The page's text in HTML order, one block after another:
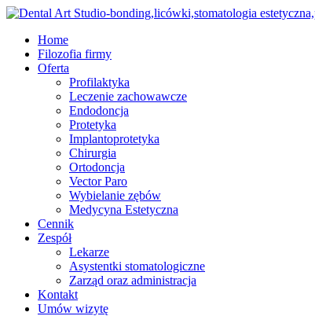
Skip
main
content
Menu
Home
Filozofia firmy
Oferta
Profilaktyka
Leczenie zachowawcze
Endodoncja
Protetyka
Implantoprotetyka
Chirurgia
Ortodoncja
Vector Paro
Wybielanie zębów
Medycyna Estetyczna
Cennik
Zespół
Lekarze
Asystentki stomatologiczne
Zarząd oraz administracja
Kontakt
Umów wizytę